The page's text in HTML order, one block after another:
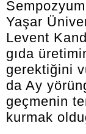
Yaşar
Levent
gıda
gerektiğini
da Ay
geçmenin
kurmak